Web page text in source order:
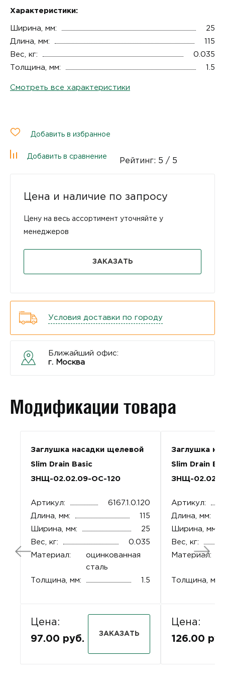
Характеристики:
Ширина, мм:
25
Длина, мм:
115
Вес, кг:
0.035
Толщина, мм:
1.5
Смотреть все характеристики
Добавить в избранное
Добавить в сравнение
Рейтинг: 5 / 5
Цена и наличие по запросу
Цену на весь ассортимент уточняйте у
менеджеров
ЗАКАЗАТЬ
Условия доставки по городу
Ближайший офис:
г. Москва
Модификации товара
Заглушка насадки щелевой
Slim Drain Basic
ЗНЩ-02.02.09-ОС-120
Артикул:
6167.1.0.120
Длина, мм:
115
Ширина, мм:
25
Вес, кг:
0.035
Материал:
оцинкованная
сталь
Толщина, мм:
1.5
Цена:
97.00 руб.
ЗАКАЗАТЬ
Заглушка
Slim Drain
ЗНЩ-
Артикул:
Длина, мм:
Ширина, мм:
Вес, кг:
Материал:
Толщина, мм:
Цена:
126.00